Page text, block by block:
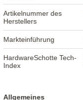
Artikelnummer des
Herstellers
Markteinführung
HardwareSchotte Tech-
Index
Allgemeines